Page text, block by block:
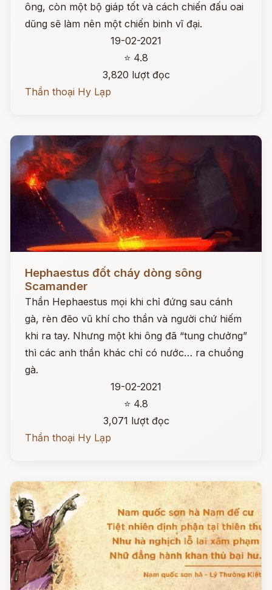
ông, còn một bộ giáp tốt và cách chiến đấu oai
dũng sẽ làm nên một chiến binh vĩ đại.
19-02-2021
⭐ 4.8
3,820 lượt đọc
Thần thoại Hy Lạp
Hephaestus đốt cháy dòng sông
Scamander
Thần Hephaestus mọi khi chỉ đứng sau cánh
gà, rèn đẽo vũ khí cho thần và người chứ hiếm
khi ra tay. Nhưng một khi ông đã “tung chưởng”
thì các anh thần khác chỉ có nước… ra chuồng
gà.
19-02-2021
⭐ 4.8
3,071 lượt đọc
Thần thoại Hy Lạp